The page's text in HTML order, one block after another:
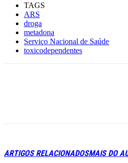
TAGS
ARS
droga
metadona
Serviço Nacional de Saúde
toxicodependentes
ARTIGOS RELACIONADOSMAIS DO